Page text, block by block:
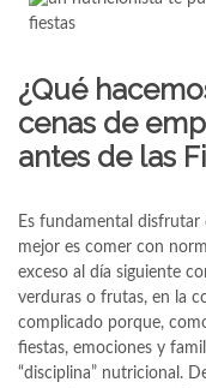
¿Qué
cenas de
antes de las
Es fundamental disfrutar
mejor es comer con
exceso al día siguiente
verduras o frutas, en la
complicado porque,
fiestas, emociones y
“disciplina” nutricional.